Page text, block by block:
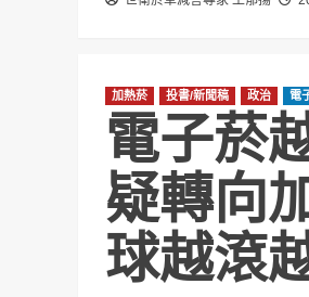
加熱菸 投書/新聞稿 政治 電
電子菸
疑轉向
球越滾